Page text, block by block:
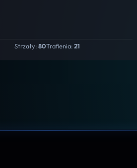
Strzały:80Trafienia:21